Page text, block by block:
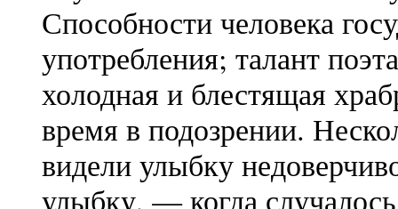
Способности человека
употребления; талант
холодная и блестящая
время в подозрении.
видели улыбку
улыбку, — когда